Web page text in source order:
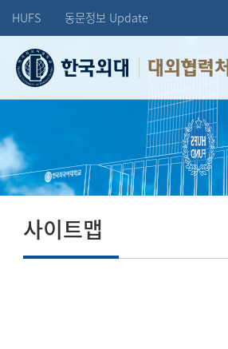
HUFS 동문정보 Update
대외협력처
사이트맵